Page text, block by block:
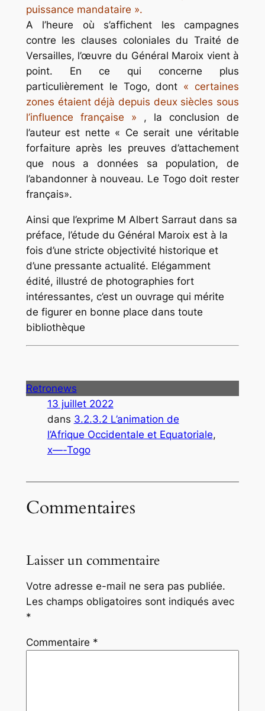
puissance mandataire ».
A l’heure où s’affichent les campagnes
contre les clauses coloniales du Traité de
Versailles, l’œuvre du Général Maroix vient à
point. En ce qui concerne plus
particulièrement le Togo, dont « certaines
zones étaient déjà depuis deux siècles sous
l’influence française » , la conclusion de
l’auteur est nette « Ce serait une véritable
forfaiture après les preuves d’attachement
que nous a données sa population, de
l’abandonner à nouveau. Le Togo doit rester
français».
Ainsi que l’exprime M Albert Sarraut dans sa
préface, l’étude du Général Maroix est à la
fois d’une stricte objectivité historique et
d’une pressante actualité. Elégamment
édité, illustré de photographies fort
intéressantes, c’est un ouvrage qui mérite
de figurer en bonne place dans toute
bibliothèque
Retronews
13 juillet 2022
dans 3.2.3.2 L’animation de
l’Afrique Occidentale et Equatoriale
x—-Togo
Commentaires
Laisser un commentaire
Votre adresse e-mail ne sera pas publiée.
Les champs obligatoires sont indiqués avec
*
Commentaire *